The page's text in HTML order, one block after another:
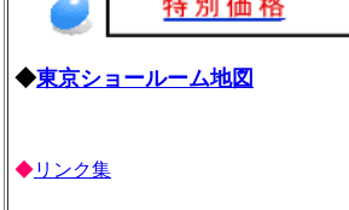
◆東京ショールーム地図
◆リンク集